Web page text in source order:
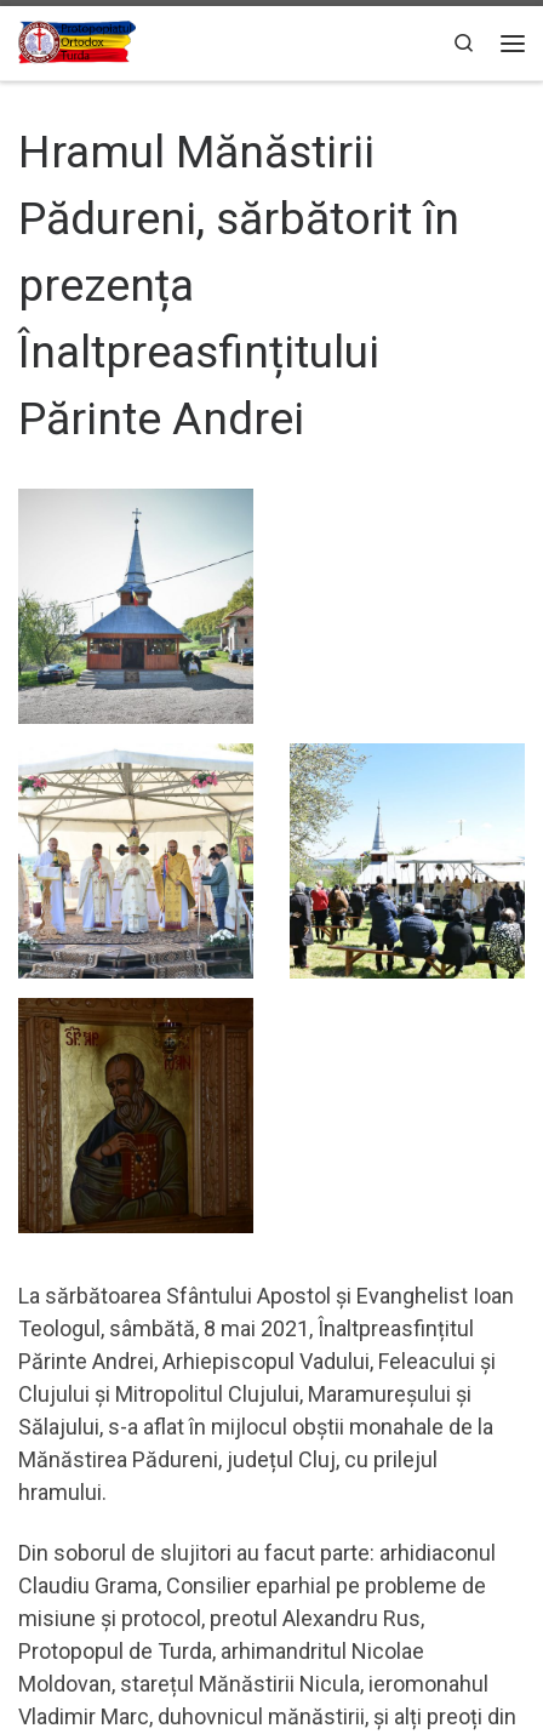
Sari la conținut
Search
Hramul Mănăstirii
Pădureni, sărbătorit în
prezența
Înaltpreasfințitului
Părinte Andrei
La sărbătoarea Sfântului Apostol și Evanghelist Ioan
Teologul, sâmbătă, 8 mai 2021, Înaltpreasfințitul
Părinte Andrei, Arhiepiscopul Vadului, Feleacului și
Clujului și Mitropolitul Clujului, Maramureșului și
Sălajului, s-a aflat în mijlocul obștii monahale de la
Mănăstirea Pădureni, județul Cluj, cu prilejul
hramului.
Din soborul de slujitori au facut parte: arhidiaconul
Claudiu Grama, Consilier eparhial pe probleme de
misiune și protocol, preotul Alexandru Rus,
Protopopul de Turda, arhimandritul Nicolae
Moldovan, starețul Mănăstirii Nicula, ieromonahul
Vladimir Marc, duhovnicul mănăstirii, și alți preoți din